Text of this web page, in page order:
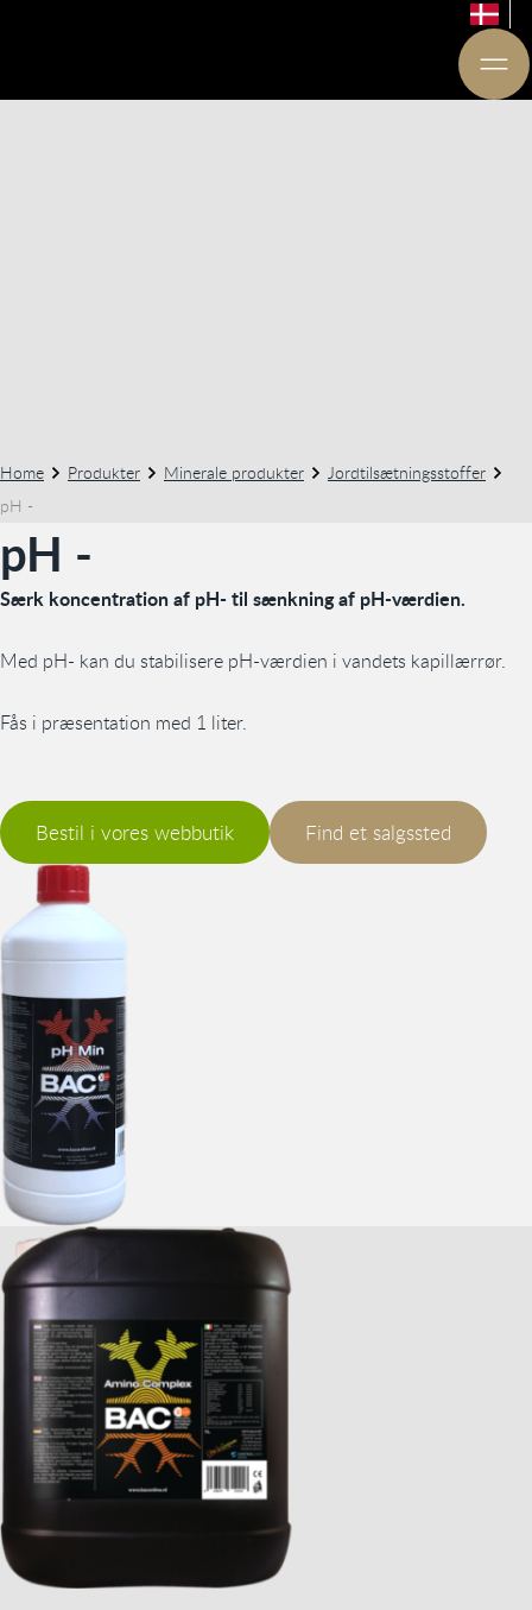
Home Produkter Minerale produkter
Jordtilsætningsstoffer
pH -
pH -
Særk koncentration af pH- til sænkning af pH-værdien.
Med pH- kan du stabilisere pH-værdien i vandets kapillærrør.
Fås i præsentation med 1 liter.
Bestil i vores webbutik Find et salgssted